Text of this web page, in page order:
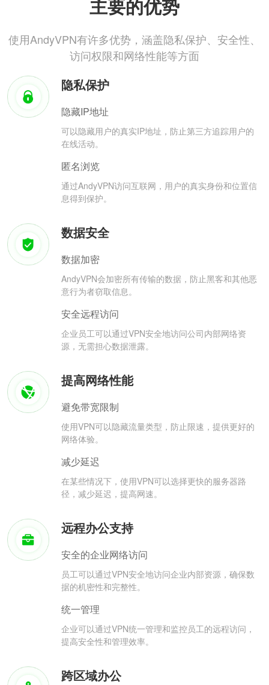
主要的优势
使用AndyVPN有许多优势，涵盖隐私保护、安全性、
访问权限和网络性能等方面
隐私保护
隐藏IP地址
可以隐藏用户的真实IP地址，防止第三方追踪用户的
在线活动。
匿名浏览
通过AndyVPN访问互联网，用户的真实身份和位置信
息得到保护。
数据安全
数据加密
AndyVPN会加密所有传输的数据，防止黑客和其他恶
意行为者窃取信息。
安全远程访问
企业员工可以通过VPN安全地访问公司内部网络资
源，无需担心数据泄露。
提高网络性能
避免带宽限制
使用VPN可以隐藏流量类型，防止限速，提供更好的
网络体验。
减少延迟
在某些情况下，使用VPN可以选择更快的服务器路
径，减少延迟，提高网速。
远程办公支持
安全的企业网络访问
员工可以通过VPN安全地访问企业内部资源，确保数
据的机密性和完整性。
统一管理
企业可以通过VPN统一管理和监控员工的远程访问，
提高安全性和管理效率。
跨区域办公